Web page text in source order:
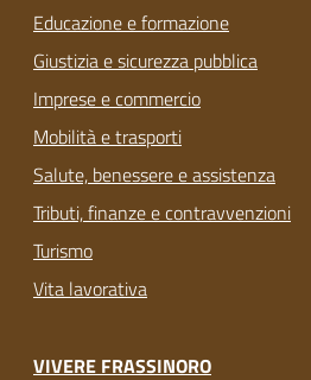
Educazione e formazione
Giustizia e sicurezza pubblica
Imprese e commercio
Mobilità e trasporti
Salute, benessere e assistenza
Tributi, finanze e contravvenzioni
Turismo
Vita lavorativa
VIVERE FRASSINORO